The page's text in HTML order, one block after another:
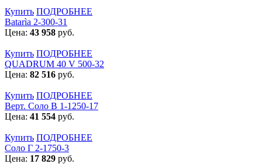
Купить ПОДРОБНЕЕ
Batarìa 2-300-31
Цена: 43 958 руб.
Купить ПОДРОБНЕЕ
QUADRUM 40 V 500-32
Цена: 82 516 руб.
Купить ПОДРОБНЕЕ
Верт. Соло В 1-1250-17
Цена: 41 554 руб.
Купить ПОДРОБНЕЕ
Соло Г 2-1750-3
Цена: 17 829 руб.